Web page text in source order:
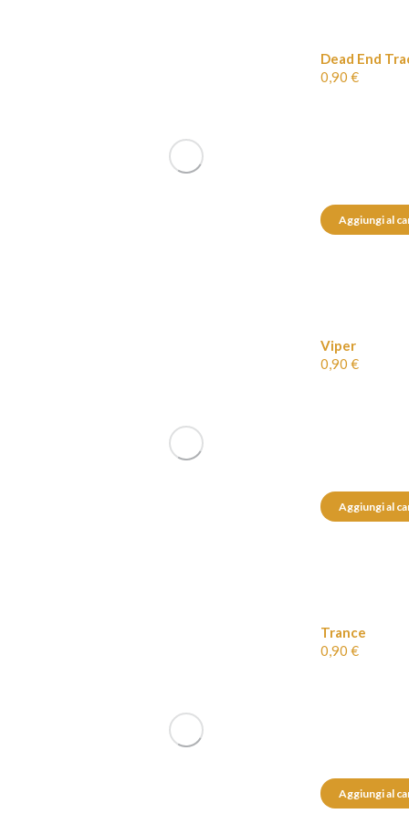
Dead End
0,90 €
Aggiungi al
Viper
0,90 €
Aggiungi al
Trance
0,90 €
Aggiungi al